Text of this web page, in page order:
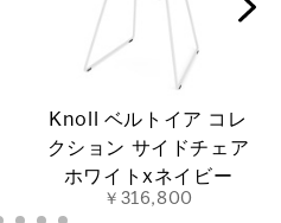
Knoll ベルトイア コレ
クション サイドチェア
ホワイトxネイビー
￥316,800